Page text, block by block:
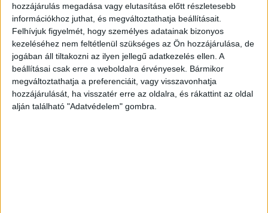
hozzájárulás megadása vagy elutasítása előtt részletesebb
információkhoz juthat, és megváltoztathatja beállításait.
Felhívjuk figyelmét, hogy személyes adatainak bizonyos
kezeléséhez nem feltétlenül szükséges az Ön hozzájárulása, de
jogában áll tiltakozni az ilyen jellegű adatkezelés ellen. A
beállításai csak erre a weboldalra érvényesek. Bármikor
megváltoztathatja a preferenciáit, vagy visszavonhatja
hozzájárulását, ha visszatér erre az oldalra, és rákattint az oldal
alján található "Adatvédelem" gombra.
CÍMKÉK biztonság gyerek Internet
kampány
Facebook Email